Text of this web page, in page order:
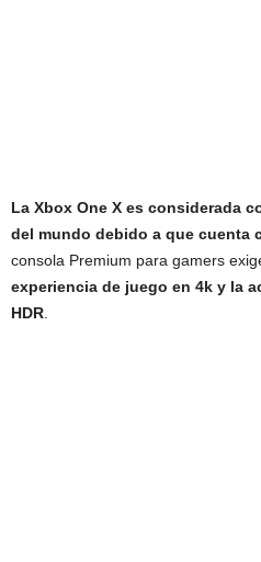
La Xbox One X es considerada
del mundo debido a que cuenta
consola Premium para gamers
experiencia de juego en 4k y la
HDR